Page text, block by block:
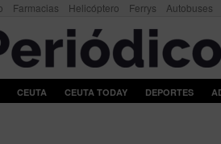
Farmacias Helicóptero Ferrys Autobuses
CEUTA CEUTA TODAY DEPORTES